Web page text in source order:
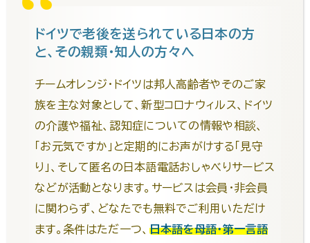
ドイツで老後を送られている日本の方
と、その親類・知人の方々へ
チームオレンジ・ドイツは邦人高齢者やそのご家
族を主な対象として、新型コロナウィルス、ドイツ
の介護や福祉、認知症についての情報や相談、
「お元気ですか」と定期的にお声がけする「見守
り」、そして匿名の日本語電話おしゃべりサービス
などが活動となります。サービスは会員・非会員
に関わらず、どなたでも無料でご利用いただけ
ます。条件はただ一つ、 日本語を母語・第一言語